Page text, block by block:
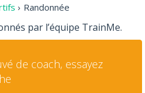
› Randonnée
par l’équipe TrainMe.
de coach, essayez